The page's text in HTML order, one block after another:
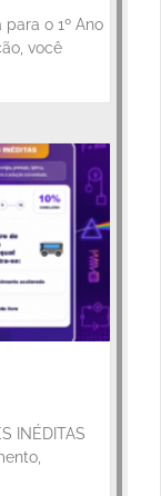
o 1º Ano
você
INÉDITAS